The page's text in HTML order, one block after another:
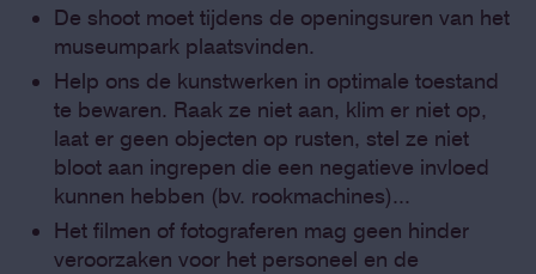
De shoot moet tijdens de openingsuren van het
museumpark plaatsvinden.
Help ons de kunstwerken in optimale toestand
te bewaren. Raak ze niet aan, klim er niet op,
laat er geen objecten op rusten, stel ze niet
bloot aan ingrepen die een negatieve invloed
kunnen hebben (bv. rookmachines)...
Het filmen of fotograferen mag geen hinder
veroorzaken voor het personeel en de